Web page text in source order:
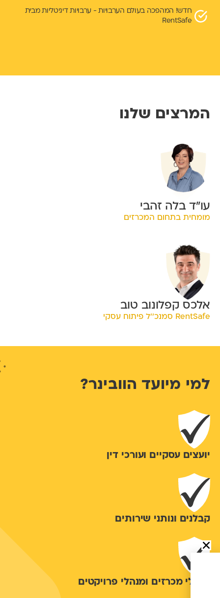
חדש! המהפכה בעולם הערבויות - ערבויות דיגיטליות מבית
RentSafe
המרצים שלנו
עו"ד בלה זהבי
מומחית בתחום המכרזים
אלכס קפלונוב טוב
RentSafe סמנכ''ל פיתוח עסקי
למי מיועד הוובינר?
יועצים עסקיים ועורכי דין
קבלנים ונותני שירותים
מנהלי מכרזים ומנהלי פרויקטים